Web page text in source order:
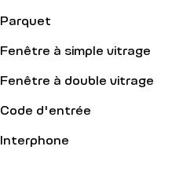
Parquet
Fenêtre à simple vitrage
Fenêtre à double vitrage
Code d'entrée
Interphone